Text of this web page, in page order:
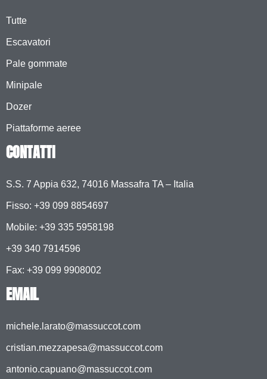
Tutte
Escavatori
Pale gommate
Minipale
Dozer
Piattaforme aeree
CONTATTI
S.S. 7 Appia 632, 74016 Massafra TA – Italia
Fisso: +39 099 8854697
Mobile: +39 335 5958198
+39 340 7914596
Fax: +39 099 9908002
EMAIL
michele.larato@massuccot.com
cristian.mezzapesa@massuccot.com
antonio.capuano@massuccot.com